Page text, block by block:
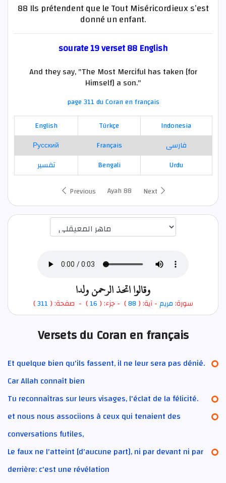
88 Ils prétendent que le Tout Miséricordieux s’est
donné un enfant.
sourate 19 verset 88 English
And they say, "The Most Merciful has taken [for
Himself] a son."
page 311 du Coran en français
English
Türkçe
Indonesia
Русский
Français
فارسی
تفسير
Bengali
Urdu
Previous
Ayah 88 Next
وقالوا اتخذ الرحمن ولدا
سورة:مريم- آية: ( 88
) - جزء: (16) - صفحة: ( 311
)
Versets du Coran en français
Et quelque bien qu'ils fassent, il ne leur sera pas dénié.
Car Allah connaît bien
Tu reconnaîtras sur leurs visages, l'éclat de la félicité.
et nous nous associions à ceux qui tenaient des
conversations futiles,
Le faux ne l'atteint [d'aucune part], ni par devant ni par
derrière: c'est une révélation